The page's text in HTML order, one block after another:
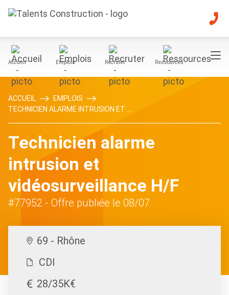
Accueil Emplois Recruter Ressources
ACCUEIL
EMPLOIS
TECHNICIEN ALARME INTRUSION ET ...
Technicien alarme
intrusion et
vidéosurveillance H/F
#77952 - Offre publiée le 08/07
69 - Rhône
CDI
28/35K€